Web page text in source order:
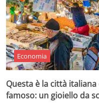
Economia
Questa è la città
famoso: un gioiello da